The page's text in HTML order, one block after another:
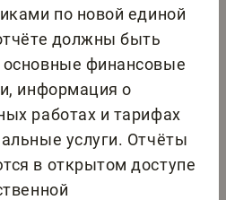
по новой единой
должны быть
финансовые
информация о
работах и тарифах
услуги. Отчёты
в открытом доступе